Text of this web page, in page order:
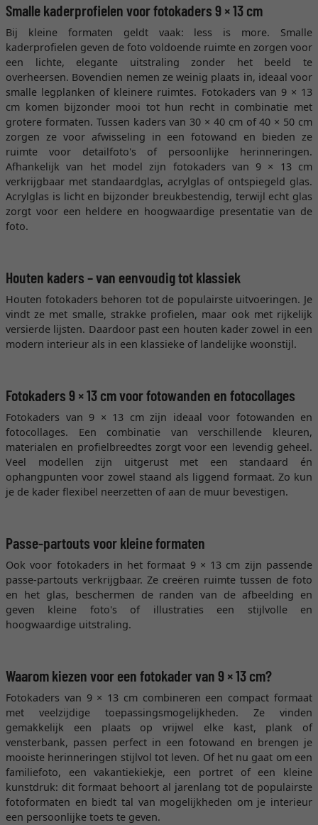
Smalle kaderprofielen voor fotokaders 9 × 13 cm
Bij kleine formaten geldt vaak: less is more. Smalle
kaderprofielen geven de foto voldoende ruimte en zorgen voor
een lichte, elegante uitstraling zonder het beeld te
overheersen. Bovendien nemen ze weinig plaats in, ideaal voor
smalle legplanken of kleinere ruimtes. Fotokaders van 9 × 13
cm komen bijzonder mooi tot hun recht in combinatie met
grotere formaten. Tussen kaders van 30 × 40 cm of 40 × 50 cm
zorgen ze voor afwisseling in een fotowand en bieden ze
ruimte voor detailfoto's of persoonlijke herinneringen.
Afhankelijk van het model zijn fotokaders van 9 × 13 cm
verkrijgbaar met standaardglas, acrylglas of ontspiegeld glas.
Acrylglas is licht en bijzonder breukbestendig, terwijl echt glas
zorgt voor een heldere en hoogwaardige presentatie van de
foto.
Houten kaders – van eenvoudig tot klassiek
Houten fotokaders behoren tot de populairste uitvoeringen. Je
vindt ze met smalle, strakke profielen, maar ook met rijkelijk
versierde lijsten. Daardoor past een houten kader zowel in een
modern interieur als in een klassieke of landelijke woonstijl.
Fotokaders 9 × 13 cm voor fotowanden en fotocollages
Fotokaders van 9 × 13 cm zijn ideaal voor fotowanden en
fotocollages. Een combinatie van verschillende kleuren,
materialen en profielbreedtes zorgt voor een levendig geheel.
Veel modellen zijn uitgerust met een standaard én
ophangpunten voor zowel staand als liggend formaat. Zo kun
je de kader flexibel neerzetten of aan de muur bevestigen.
Passe-partouts voor kleine formaten
Ook voor fotokaders in het formaat 9 × 13 cm zijn passende
passe-partouts verkrijgbaar. Ze creëren ruimte tussen de foto
en het glas, beschermen de randen van de afbeelding en
geven kleine foto's of illustraties een stijlvolle en
hoogwaardige uitstraling.
Waarom kiezen voor een fotokader van 9 × 13 cm?
Fotokaders van 9 × 13 cm combineren een compact formaat
met veelzijdige toepassingsmogelijkheden. Ze vinden
gemakkelijk een plaats op vrijwel elke kast, plank of
vensterbank, passen perfect in een fotowand en brengen je
mooiste herinneringen stijlvol tot leven. Of het nu gaat om een
familiefoto, een vakantiekiekje, een portret of een kleine
kunstdruk: dit formaat behoort al jarenlang tot de populairste
fotoformaten en biedt tal van mogelijkheden om je interieur
een persoonlijke toets te geven.